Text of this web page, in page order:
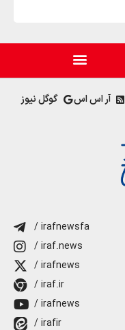
آر اس اس گوگل نیوز
/ irafnewsfa
/ iraf.news
/ irafnews
/ iraf.ir
/ irafnews
/ irafir